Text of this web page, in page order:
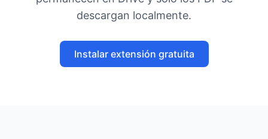
descargan localmente.
Instalar extensión gratuita